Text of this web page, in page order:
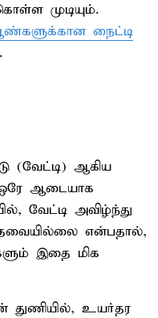
முடியும்.
நைட்டி
(வேட்டி) ஆகிய
ஆடையாக
வேட்டி அவிழ்ந்து
என்பதால்,
இதை மிக
துணியில், உயர்தர